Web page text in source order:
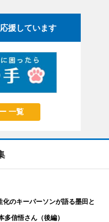
援しています
一覧
化のキーパーソンが語る墨田と
多信悟さん（後編）